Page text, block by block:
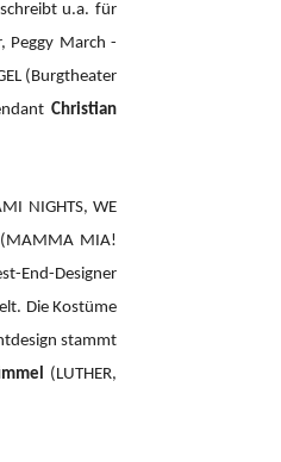
u.a. für
Peggy March -
(Burgtheater
Christian
NIGHTS, WE
(MAMMA MIA!
End-Designer
Die Kostüme
stammt
(LUTHER,